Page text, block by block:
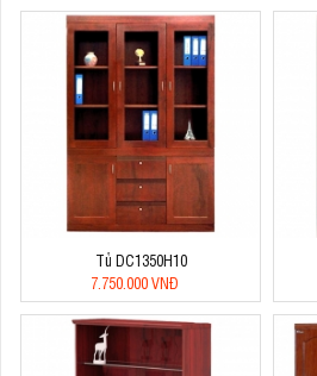
Tủ DC1350H10
7.750.000 VNĐ